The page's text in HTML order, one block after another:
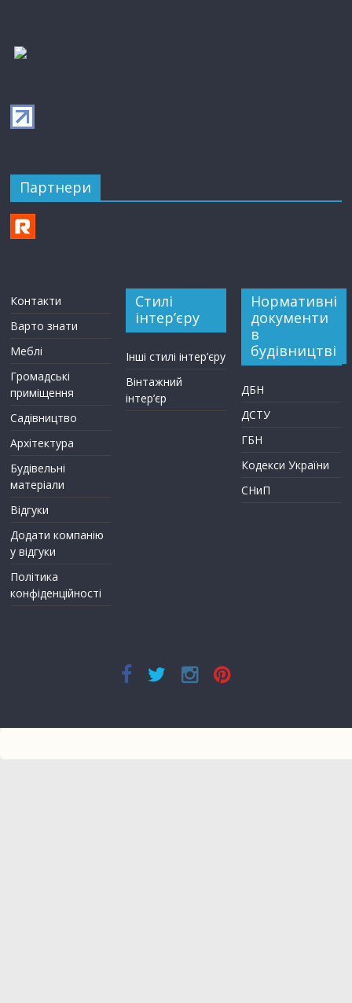
Партнери
Контакти
Варто знати
Меблі
Громадські
приміщення
Садівництво
Архітектура
Будівельні
матеріали
Відгуки
Додати компанію
у відгуки
Політика
конфіденційності
Стилі
інтер’єру
Інші стилі інтер’єру
Вінтажний
інтер’єр
Нормативні
документи
в
будівництві
ДБН
ДСТУ
ГБН
Кодекси України
СНиП